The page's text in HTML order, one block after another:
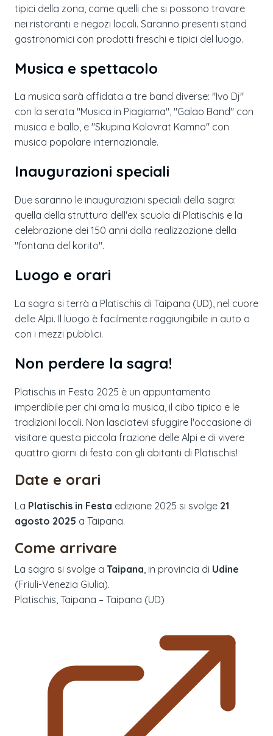
tipici della zona, come quelli che si possono trovare
nei ristoranti e negozi locali. Saranno presenti stand
gastronomici con prodotti freschi e tipici del luogo.
Musica e spettacolo
La musica sarà affidata a tre band diverse: "Ivo Dj"
con la serata "Musica in Piagiama", "Galao Band" con
musica e ballo, e "Skupina Kolovrat Kamno" con
musica popolare internazionale.
Inaugurazioni speciali
Due saranno le inaugurazioni speciali della sagra:
quella della struttura dell'ex scuola di Platischis e la
celebrazione dei 150 anni dalla realizzazione della
"fontana del korito".
Luogo e orari
La sagra si terrà a Platischis di Taipana (UD), nel cuore
delle Alpi. Il luogo è facilmente raggiungibile in auto o
con i mezzi pubblici.
Non perdere la sagra!
Platischis in Festa 2025 è un appuntamento
imperdibile per chi ama la musica, il cibo tipico e le
tradizioni locali. Non lasciatevi sfuggire l'occasione di
visitare questa piccola frazione delle Alpi e di vivere
quattro giorni di festa con gli abitanti di Platischis!
Date e orari
La Platischis in Festa edizione 2025 si svolge 21
agosto 2025 a Taipana.
Come arrivare
La sagra si svolge a Taipana , in provincia di Udine
(Friuli-Venezia Giulia).
Platischis, Taipana – Taipana (UD)